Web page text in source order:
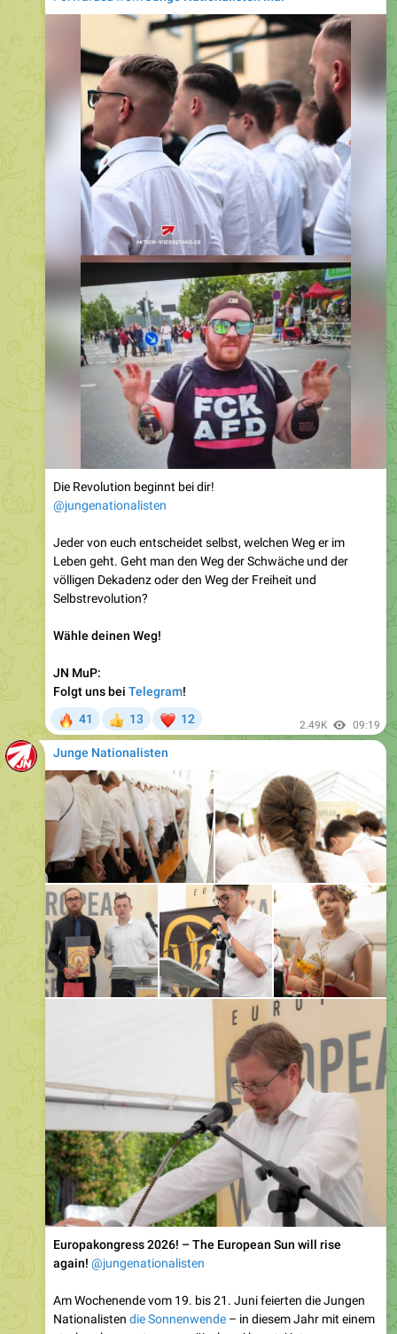
Die Revolution beginnt bei dir!
@jungenationalisten
Jeder von euch entscheidet selbst, welchen Weg er im
völligen Dekadenz oder den Weg der Freiheit und
Selbstrevolution?
Wähle deinen Weg!
JN MuP:
41
❤
Junge Nationalisten
Europakongress 2026! – The European Sun will rise
again!@jungenationalisten
Am Wochenende vom 19. bis 21. Juni feierten die Jungen
starken, bewussten europäischen Akzent. Unter
dem kraftvollen Motto „The European Sun will rise again!“